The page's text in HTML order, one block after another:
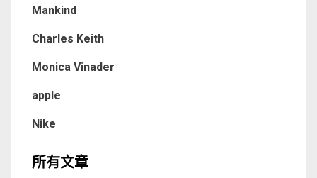
Mankind
Charles Keith
Monica Vinader
apple
Nike
所有文章